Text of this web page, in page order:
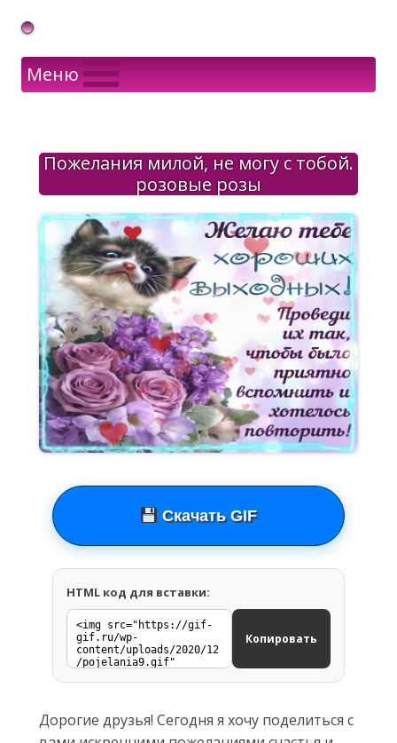
Gif Открытки в подарок
Меню
Пожелания милой, не могу с тобой.
розовые розы
Скачать GIF
HTML код для вставки:
Копировать
Дорогие друзья! Сегодня я хочу поделиться с